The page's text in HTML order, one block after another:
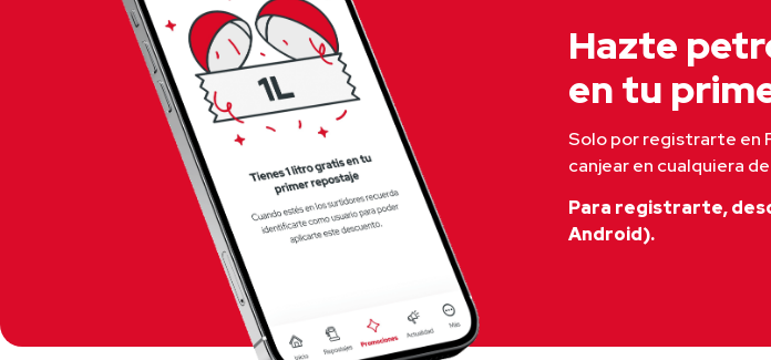
Hazte
en tu
Solo por registrarte en
canjear en cualquiera
Para registrarte,
Android).